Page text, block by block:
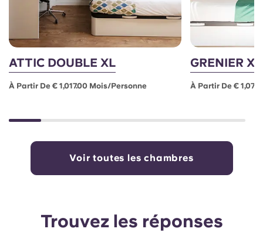
ATTIC DOUBLE XL
À Partir De € 1,017.00 Mois/personne
GRENIER XL
À Partir De €
Voir toutes les chambres
Trouvez les réponses